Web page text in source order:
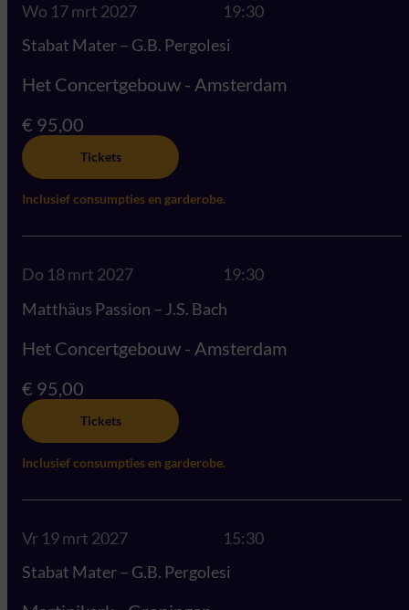
Wo 17 mrt 2027
19:30
Stabat Mater – G.B. Pergolesi
Het Concertgebouw - Amsterdam
€ 95,00
Tickets
Inclusief consumpties en garderobe.
Do 18 mrt 2027
19:30
Matthäus Passion – J.S. Bach
Het Concertgebouw - Amsterdam
€ 95,00
Tickets
Inclusief consumpties en garderobe.
Vr 19 mrt 2027
15:30
Stabat Mater – G.B. Pergolesi